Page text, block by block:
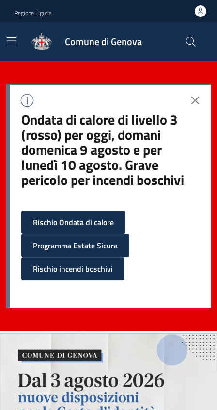
Regione Liguria
Comune di Genova
Ondata di calore di livello 3
(rosso) per oggi, domani
domenica 9 agosto e per
lunedì 10 agosto. Grave
pericolo per incendi boschivi
Rischio Ondata di calore
Programma Estate Sicura
Rischio incendi boschivi